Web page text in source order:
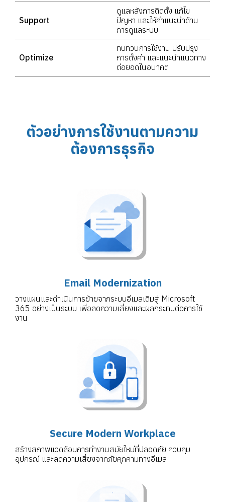
Support
ดูแลหลังการติดตั้ง แก้ไข
ปัญหา และให้คำแนะนำด้าน
การดูแลระบบ
Optimize
ทบทวนการใช้งาน ปรับปรุง
การตั้งค่า และแนะนำแนวทาง
ต่อยอดในอนาคต
ตัวอย่างการใช้งานตามความ
ต้องการธุรกิจ
Email Modernization
วางแผนและดำเนินการย้ายจากระบบอีเมลเดิมสู่ Microsoft
365 อย่างเป็นระบบ เพื่อลดความเสี่ยงและผลกระทบต่อการใช้
งาน
Secure Modern Workplace
สร้างสภาพแวดล้อมการทำงานสมัยใหม่ที่ปลอดภัย ควบคุม
อุปกรณ์ และลดความเสี่ยงจากภัยคุกคามทางอีเมล